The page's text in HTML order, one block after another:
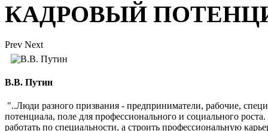
КАДРОВЫЙ
Prev Next
В.В. Путин
"..Люди разного призвания - предприниматели, рабочие,
потенциала, поле для профессионального и социального
работать по специальности, а строить профессиональную